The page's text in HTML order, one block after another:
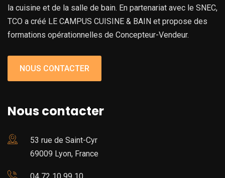
la cuisine et de la salle de bain. En partenariat avec le SNEC,
TCO a créé LE CAMPUS CUISINE & BAIN et propose des
formations opérationnelles de Concepteur-Vendeur.
NOUS CONTACTER
Nous contacter
53 rue de Saint-Cyr
69009 Lyon, France